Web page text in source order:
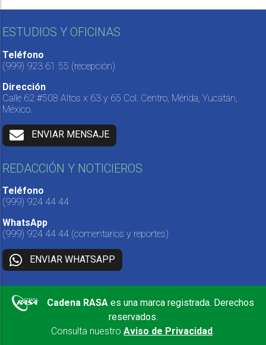
ESTUDIOS Y OFICINAS
Teléfono
(999) 923 61 55 (recepción)
Dirección
Calle 62 #508 Altos x 63 y 65 Col. Centro, Mérida, Yucatán,
México.
ENVIAR MENSAJE
REDACCIÓN Y NOTICIEROS
Teléfono
(999) 924 44 44
WhatsApp
(999) 924 44 44 (comentarios y reportes)
ENVIAR WHATSAPP
Cadena RASA es una marca registrada. Derechos
reservados.
Consulta nuestro Aviso de Privacidad.